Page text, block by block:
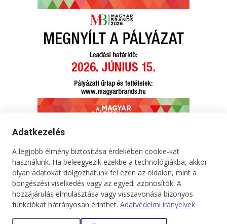
Kapcsolat Impresszum Médiaajánlat
Jogi tudnivalók
Adatkezelési tájékoztató
Copyright © 2025. Minden jog fenntartva. onBRANDS
Adatkezelés
A legjobb élmény biztosítása érdekében cookie-kat
használunk. Ha beleegyezik ezekbe a technológiákba, akkor
olyan adatokat dolgozhatunk fel ezen az oldalon, mint a
böngészési viselkedés vagy az egyedi azonosítók. A
hozzájárulás elmulasztása vagy visszavonása bizonyos
funkciókat hátrányosan érinthet. Adatvédelmi irányelvek